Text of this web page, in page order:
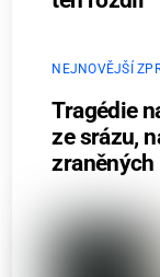
NEJNOVĚJŠÍ
Tragédie
ze srázu,
zraněných